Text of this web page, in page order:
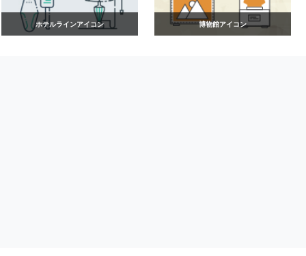
ホテルラインアイコン 博物館アイコン